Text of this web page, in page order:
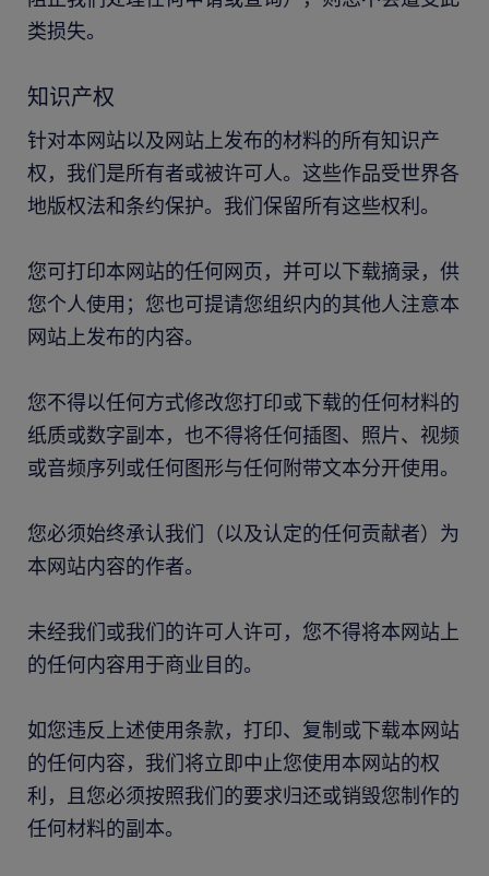
类损失。
知识产权
针对本网站以及网站上发布的材料的所有知识产
权，我们是所有者或被许可人。这些作品受世界各
地版权法和条约保护。我们保留所有这些权利。
您可打印本网站的任何网页，并可以下载摘录，供
您个人使用；您也可提请您组织内的其他人注意本
网站上发布的内容。
您不得以任何方式修改您打印或下载的任何材料的
纸质或数字副本，也不得将任何插图、照片、视频
或音频序列或任何图形与任何附带文本分开使用。
您必须始终承认我们（以及认定的任何贡献者）为
本网站内容的作者。
未经我们或我们的许可人许可，您不得将本网站上
的任何内容用于商业目的。
如您违反上述使用条款，打印、复制或下载本网站
的任何内容，我们将立即中止您使用本网站的权
利，且您必须按照我们的要求归还或销毁您制作的
任何材料的副本。